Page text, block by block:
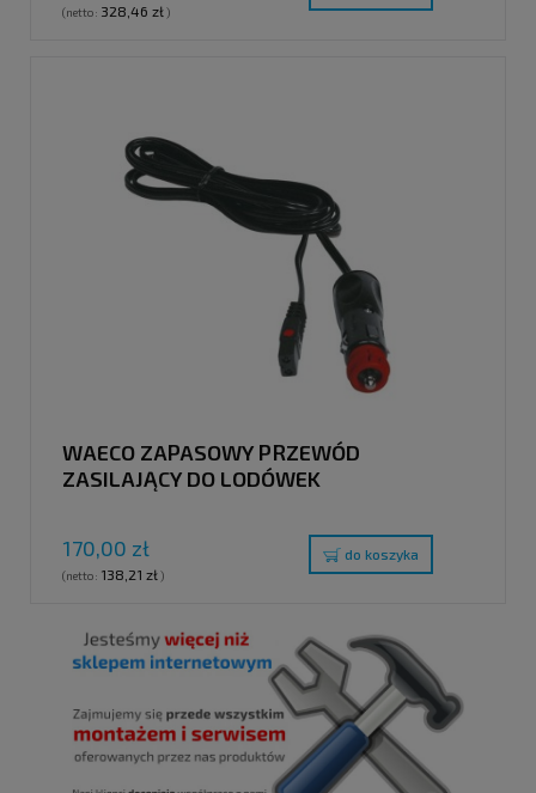
(netto: 328,46 zł)
WAECO ZAPASOWY PRZEWÓD
ZASILAJĄCY DO LODÓWEK
170,00 zł
(netto: 138,21 zł)
do koszyka